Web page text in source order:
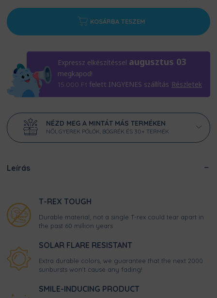
KOSÁRBA TESZEM
Expressz elkészítéssel augusztus 03
megkapod!
15.000 Ft felett INGYENES szállítás Részletek
NÉZD MEG A MINTÁT MÁS TERMÉKEN
NŐI, GYEREK PÓLÓK, BÖGRÉK ÉS 30+ TERMÉK
Leírás
T-REX TOUGH
Durable material, not a single T-rex could tear apart in
the past 60 million years
SOLAR FLARE RESISTANT
Extra durable colors, we guarantee that the next 2000
sunbursts won't cause any fading!
SMILE-INDUCING PRODUCT